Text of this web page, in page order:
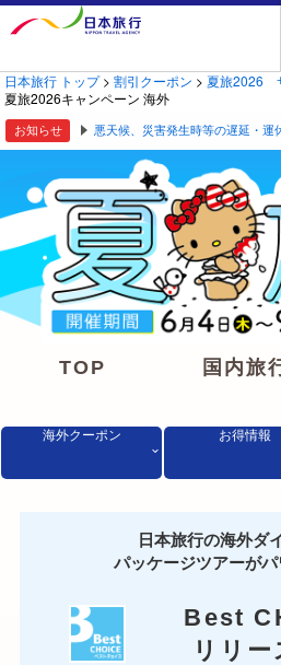
日本旅行 トップ>割引クーポン > 夏旅2026
夏旅2026キャンペーン 海外
お知らせ 悪天候、災害発生時等の遅延・運
TOP 国内旅
海外クーポン お得情報
日本旅行の海外ダ
パッケージツアーがパ
Best
リリ